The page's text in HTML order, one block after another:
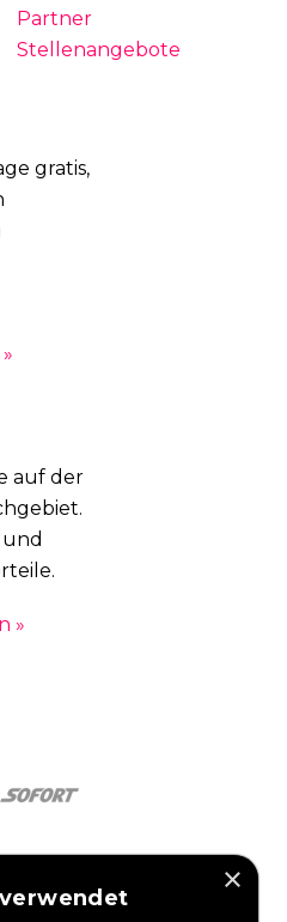
Partner
Stellenangebote
gratis,
auf der
»
×